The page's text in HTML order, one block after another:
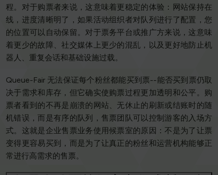
程。对于购票者来说，这意味着更稳定的体验：网站保持在
线，进度清晰明了，如果活动组织者对队列进行了配置，您
的位置可以自动保留。对于票务平台或推广方来说，这意味
着更少的故障、社交媒体上更少的混乱，以及更好地防止机
器人、重复会话和基础设施过载。
Queue-Fair 无法保证每个粉丝都能买到票--能否买到票仍取
决于需求和库存，但它确实使购票过程更加透明和公平。购
票者看到的不再是崩溃的网站、无休止的刷新或结账时的随
机错误，而是有序的队列，售票团队可以控制游客的入场方
式。这就是企业售票业务使用候票室的原因：不是为了让票
变得更容易买到，而是为了让真正的粉丝和运营机构能够正
常进行高需求的售票。